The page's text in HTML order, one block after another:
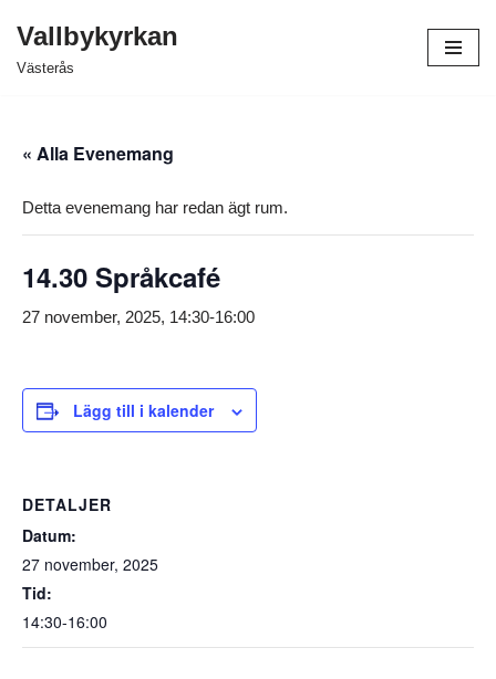
Hoppa
Vallbykyrkan
Västerås
« Alla Evenemang
Detta evenemang har redan ägt rum.
14.30 Språkcafé
27 november, 2025, 14:30-16:00
Lägg till i kalender
DETALJER
Datum:
27 november, 2025
Tid:
14:30-16:00